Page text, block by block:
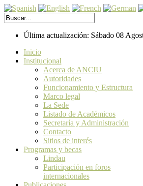
Última actualización: Sábado 08
Inicio
Institucional
Acerca de ANCIU
Autoridades
Funcionamiento y Estructura
Marco legal
La Sede
Listado de Académicos
Secretaría y Administración
Contacto
Sitios de interés
Programas y becas
Lindau
Participación en foros
internacionales